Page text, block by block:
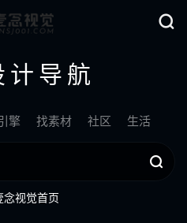
计导航
擎 找素材 社区 生活
念视觉首页